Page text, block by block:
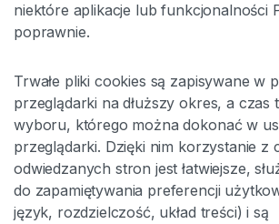
niektóre aplikacje lub funkcjonalności
poprawnie.
Trwałe pliki cookies są zapisywane w
przeglądarki na dłuższy okres, a czas
wyboru, którego można dokonać w
przeglądarki. Dzięki nim korzystanie z
odwiedzanych stron jest łatwiejsze,
do zapamiętywania preferencji
język, rozdzielczość, układ treści) i są